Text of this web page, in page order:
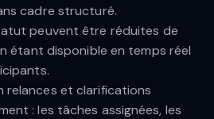
cadre structuré.
peuvent être réduites de
étant disponible en temps réel
relances et clarifications
: les tâches assignées, les